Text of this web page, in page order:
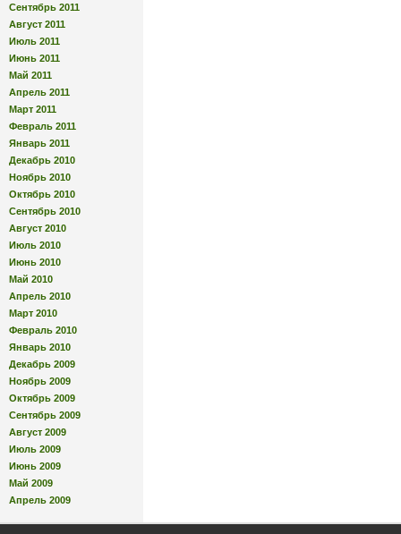
Сентябрь 2011
Август 2011
Июль 2011
Июнь 2011
Май 2011
Апрель 2011
Март 2011
Февраль 2011
Январь 2011
Декабрь 2010
Ноябрь 2010
Октябрь 2010
Сентябрь 2010
Август 2010
Июль 2010
Июнь 2010
Май 2010
Апрель 2010
Март 2010
Февраль 2010
Январь 2010
Декабрь 2009
Ноябрь 2009
Октябрь 2009
Сентябрь 2009
Август 2009
Июль 2009
Июнь 2009
Май 2009
Апрель 2009